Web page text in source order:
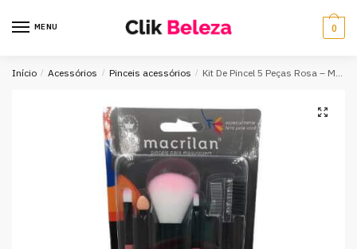
MENU 0
Início / Acessórios / Pinceis acessórios / Kit De Pincel 5 Peças Rosa – Macrilan